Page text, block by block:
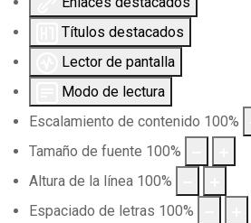
Títulos destacados
Lector de pantalla
Modo de lectura
Escalamiento de contenido 100%
Tamaño de fuente 100%
Altura de la línea 100%
Espaciado de letras 100%